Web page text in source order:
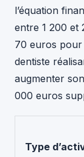
l’équation
entre 1 200 et
70 euros
dentiste
augmenter
000 euros
Type